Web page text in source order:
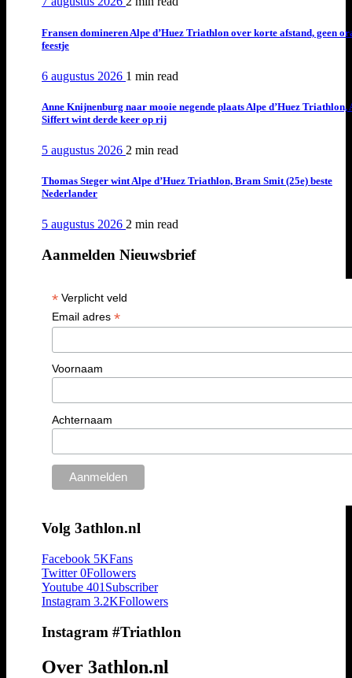
Fransen domineren Alpe d’Huez Triathlon over korte afstand, geen
feestje
6 augustus 2026 1 min read
Anne Knijnenburg naar mooie negende plaats Alpe d’Huez Triathlon,
Siffert wint derde keer op rij
5 augustus 2026 2 min read
Thomas Steger wint Alpe d’Huez Triathlon, Bram Smit (25e) beste
Nederlander
5 augustus 2026 2 min read
Aanmelden Nieuwsbrief
*Verplicht veld
Email adres *
Voornaam
Achternaam
Volg 3athlon.nl
Facebook 5KFans
Twitter 0Followers
Youtube 401 Subscriber
Instagram 3.2KFollowers
Instagram #Triathlon
Over 3athlon.nl